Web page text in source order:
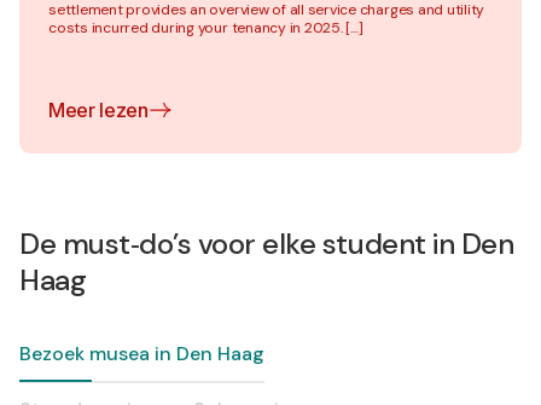
settlement provides an overview of all service charges and utility
costs incurred during your tenancy in 2025. […]
Meer lezen
De must‑do’s voor elke student in Den
Haag
Bezoek musea in Den Haag